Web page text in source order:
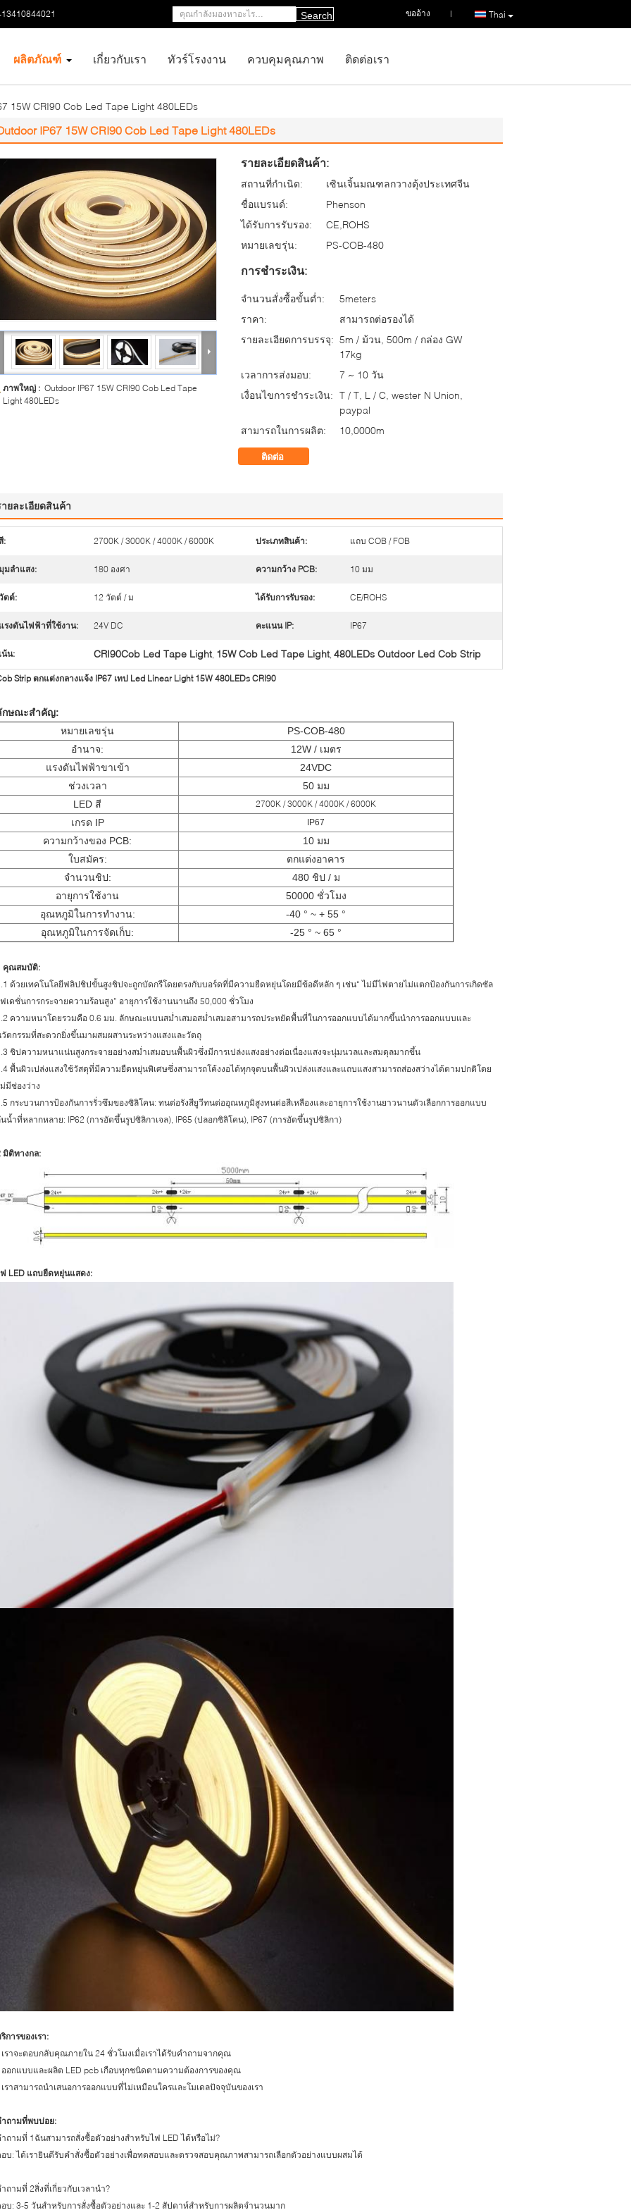
Thai
ขออ้าง |
Search
ผลิตภัณฑ์ เกี่ยวกับเรา ทัวร์โรงงาน ควบคุมคุณภาพ ติดต่อเรา
15W CRI90 Cob Led Tape Light 480LEDs
IP67 15W CRI90 Cob Led Tape Light 480LEDs
ภาพใหญ่ : Outdoor IP67 15W CRI90 Cob Led Tape
Light 480LEDs
รายละเอียดสินค้า:
สถานที่กำเนิด:
เซินเจิ้นมณฑลกวางตุ้งประเทศจีน
ชื่อแบรนด์:
Phenson
ได้รับการรับรอง:
CE,ROHS
หมายเลขรุ่น:
PS-COB-480
การชำระเงิน:
จำนวนสั่งซื้อขั้นต่ำ:
5meters
ราคา:
สามารถต่อรองได้
รายละเอียดการบรรจุ: 5m / ม้วน, 500m / กล่อง GW
17kg
เวลาการส่งมอบ:
7 ~ 10 วัน
เงื่อนไขการชำระเงิน: T / T, L / C, wester N Union,
paypal
สามารถในการผลิต:
10,0000m
ติดต่อ
ยละเอียดสินค้า
: 2700K / 3000K / 4000K / 6000K ประเภทสินค้า: แถบ COB / FOB
มลำแสง: 180 องศา ความกว้าง PCB: 10 มม
ตต์: 12 วัตต์ / ม ได้รับการรับรอง: CE/ROHS
รงดันไฟฟ้าที่ใช้งาน: 24V DC คะแนน IP: IP67
น้น: CRI90Cob Led Tape Light, 15W Cob Led Tape Light, 480LEDs Outdoor Led Cob Strip
Strip ตกแต่งกลางแจ้ง IP67 เทป Led Linear Light 15W 480LEDs CRI90
กษณะสำคัญ:
หมายเลขรุ่น
PS-COB-480
อำนาจ:
12W / เมตร
แรงดันไฟฟ้าขาเข้า
24VDC
ช่วงเวลา
50 มม
LED สี
2700K / 3000K / 4000K / 6000K
เกรด IP IP67
ความกว้างของ PCB:
10 มม
ใบสมัคร:
ตกแต่งอาคาร
จำนวนชิป:
480 ชิป / ม
อายุการใช้งาน
50000 ชั่วโมง
อุณหภูมิในการทำงาน:
-40 ° ~ + 55 °
อุณหภูมิในการจัดเก็บ:
-25 ° ~ 65 °
คุณสมบัติ:
ด้วยเทคโนโลยีฟลิปชิปขั้นสูงชิปจะถูกบัดกรีโดยตรงกับบอร์ดที่มีความยืดหยุ่นโดยมีข้อดีหลัก ๆ เช่น“ ไม่มีไฟตายไม่แตกป้องกันการเกิดซัล
เดชั่นการกระจายความร้อนสูง” อายุการใช้งานนานถึง 50,000 ชั่วโมง
ความหนาโดยรวมคือ 0.6 มม. ลักษณะแบนสม่ำเสมอสม่ำเสมอสามารถประหยัดพื้นที่ในการออกแบบได้มากขึ้นนำการออกแบบและ
ตกรรมที่สะดวกยิ่งขึ้นมาผสมผสานระหว่างแสงและวัตถุ
ชิปความหนาแน่นสูงกระจายอย่างสม่ำเสมอบนพื้นผิวซึ่งมีการเปล่งแสงอย่างต่อเนื่องแสงจะนุ่มนวลและสมดุลมากขึ้น
พื้นผิวเปล่งแสงใช้วัสดุที่มีความยืดหยุ่นพิเศษซึ่งสามารถโค้งงอได้ทุกจุดบนพื้นผิวเปล่งแสงและแถบแสงสามารถส่องสว่างได้ตามปกติโดย
มีช่องว่าง
กระบวนการป้องกันการรั่วซึมของซิลิโคน: ทนต่อรังสียูวีทนต่ออุณหภูมิสูงทนต่อสีเหลืองและอายุการใช้งานยาวนานตัวเลือกการออกแบบ
น้ำที่หลากหลาย: IP62 (การอัดขึ้นรูปซิลิกาเจล), IP65 (ปลอกซิลิโคน), IP67 (การอัดขึ้นรูปซิลิกา)
มิติทางกล:
LED แถบยืดหยุ่นแสดง:
การของเรา:
เราจะตอบกลับคุณภายใน 24 ชั่วโมงเมื่อเราได้รับคำถามจากคุณ
ออกแบบและผลิต LED pcb เกือบทุกชนิดตามความต้องการของคุณ
เราสามารถนำเสนอการออกแบบที่ไม่เหมือนใครและโมเดลปัจจุบันของเรา
ถามที่พบบ่อย:
ถามที่ 1ฉันสามารถสั่งซื้อตัวอย่างสำหรับไฟ LED ได้หรือไม่?
บ: ได้เรายินดีรับคำสั่งซื้อตัวอย่างเพื่อทดสอบและตรวจสอบคุณภาพสามารถเลือกตัวอย่างแบบผสมได้
ถามที่ 2สิ่งที่เกี่ยวกับเวลานำ?
บ: 3-5 วันสำหรับการสั่งซื้อตัวอย่างและ 1-2 สัปดาห์สำหรับการผลิตจำนวนมาก